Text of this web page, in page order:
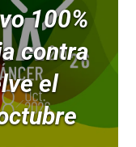
100%
contra
el